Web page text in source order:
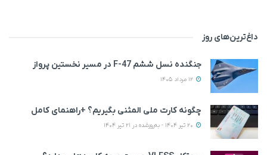
داغ‌ترین‌های روز
جنگنده نسل ششم F-47 در مسیر نخستین پرواز
چگونه کارت ملی المثنی بگیریم؟ +راهنمای کامل